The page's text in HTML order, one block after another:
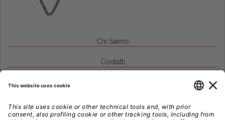
Chi Siamo
Contatti
Note Legali